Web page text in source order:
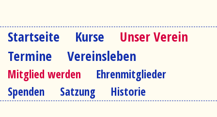
Navigation
überspringen
Startseite Kurse
Unser Verein
Termine
Vereinsleben
Navigation
überspringen
Mitglied werden
Ehrenmitglieder
Spenden
Satzung Historie